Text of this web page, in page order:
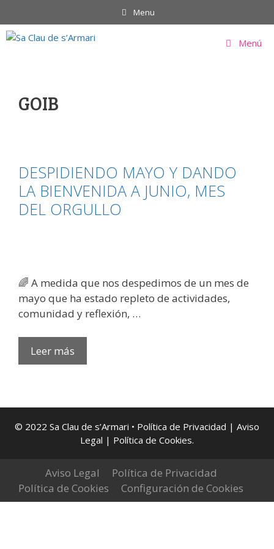
al
contenido
Menu
Menú
GOIB
DESPIDIENDO MAYO Y DANDO
LA BIENVENIDA A JUNIO, MES
DEL ORGULLO
​🌈 A medida que nos despedimos de un mes de
mayo que ha estado repleto de actividades,
comunidad y reflexión, …
Leer más
MAYO
LA
BIENVENIDA
MES
DEL
ORGULLO
© 2022 Sa Clau de s’Armari • Política de Privacidad | Aviso
Legal | Política de Cookies.
Aviso Legal
Política de Privacidad
Política de Cookies
Configuración de Cookies